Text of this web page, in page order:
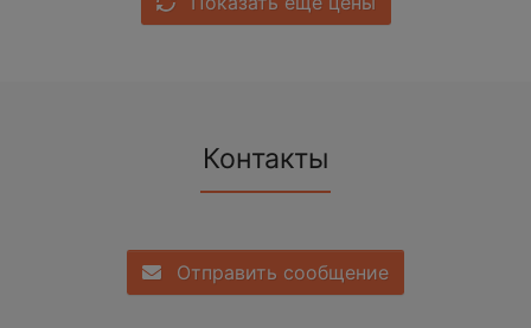
Контакты
Отправить сообщение